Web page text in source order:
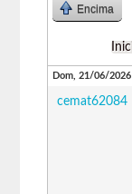
Encima
Dom, 21/06/
cemat62084